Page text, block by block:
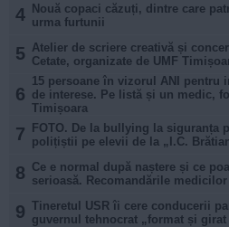
4
Nouă copaci căzuți, dintre care
urma furtunii
5 Atelier de scriere creativă și
Cetate, organizate de UMF
6
15 persoane în vizorul ANI
de interese. Pe listă și un medic,
Timișoara
7
FOTO. De la bullying la siguranța
polițiștii pe elevii de la „I.C.
8 Ce e normal după naștere și ce
serioasă. Recomandările
9 Tineretul USR îi cere conducerii
guvernul tehnocrat „format și girat